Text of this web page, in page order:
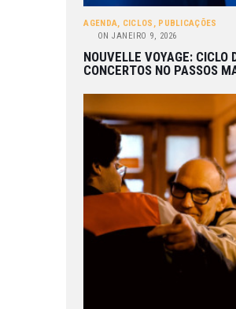
AGENDA, CICLOS , PUBLICAÇÕES
ON JANEIRO 9, 2026
NOUVELLE VOYAGE: CICLO
CONCERTOS NO PASSOS